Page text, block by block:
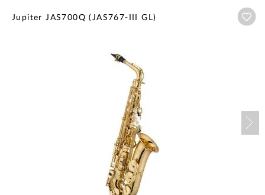
Jupiter JAS700Q (JAS767-III GL)